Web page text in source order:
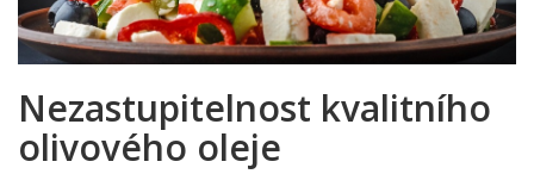
Nezastupitelnost kvalitního
olivového oleje